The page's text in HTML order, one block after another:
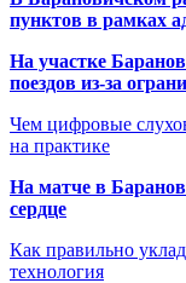
пунктов в рамках
На участке
поездов из-за
Чем цифровые
на практике
На матче в
сердце
Как правильно
технология